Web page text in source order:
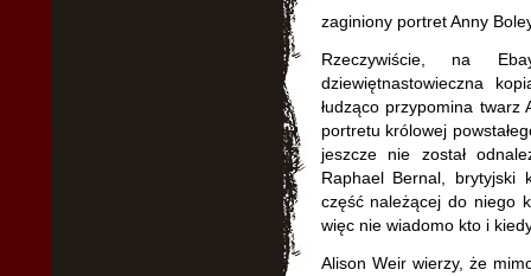
zaginiony portret Anny
Rzeczywiście, na
dziewiętnastowieczna
łudząco przypomina
portretu królowej
jeszcze nie został
Raphael Bernal, brytyjski
część należącej do niego
więc nie wiadomo kto i
Alison Weir wierzy, że